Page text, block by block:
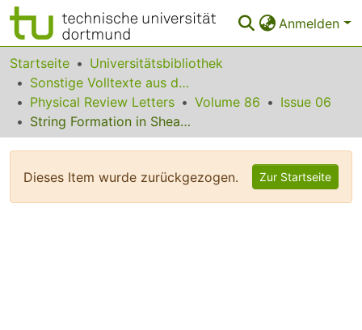
Anmelden
Bereiche & Sammlungen
Das gesamte Repositorium
Statistiken
Startseite
Universitätsbibliothek
Sonstige Volltexte aus dem Bibliotheksangebot
Physical Review Letters
Volume 86
Issue 06
String Formation in Sheared Polymer Blends: Coalescence, Breakup, and Finite Size Effects
Dieses Item wurde zurückgezogen. Zur Startseite